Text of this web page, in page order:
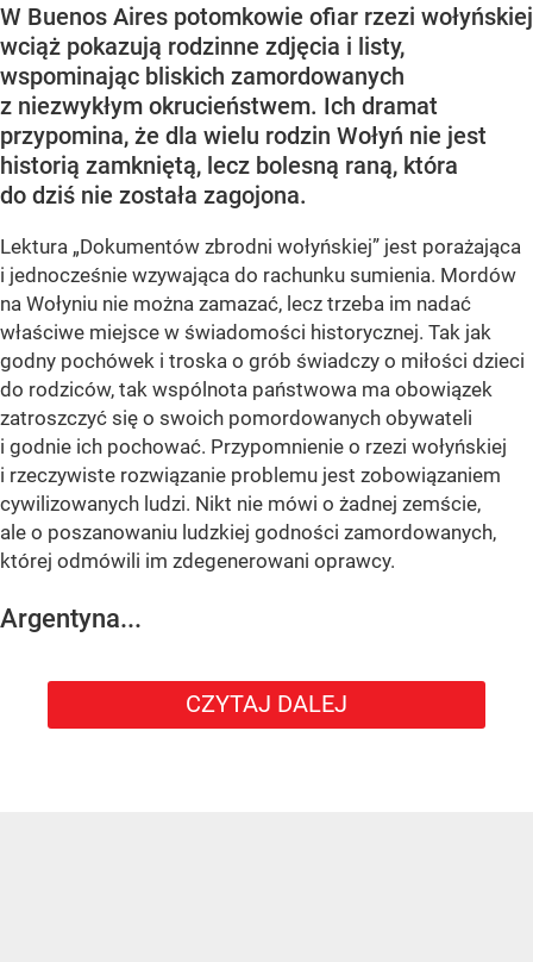
W Buenos Aires potomkowie ofiar rzezi wołyńskiej
wciąż pokazują rodzinne zdjęcia i listy,
wspominając bliskich zamordowanych
z niezwykłym okrucieństwem. Ich dramat
przypomina, że dla wielu rodzin Wołyń nie jest
historią zamkniętą, lecz bolesną raną, która
do dziś nie została zagojona.
Lektura „Dokumentów zbrodni wołyńskiej” jest porażająca
i jednocześnie wzywająca do rachunku sumienia. Mordów
na Wołyniu nie można zamazać, lecz trzeba im nadać
właściwe miejsce w świadomości historycznej. Tak jak
godny pochówek i troska o grób świadczy o miłości dzieci
do rodziców, tak wspólnota państwowa ma obowiązek
zatroszczyć się o swoich pomordowanych obywateli
i godnie ich pochować. Przypomnienie o rzezi wołyńskiej
i rzeczywiste rozwiązanie problemu jest zobowiązaniem
cywilizowanych ludzi. Nikt nie mówi o żadnej zemście,
ale o poszanowaniu ludzkiej godności zamordowanych,
której odmówili im zdegenerowani oprawcy.
Argentyna...
CZYTAJ DALEJ